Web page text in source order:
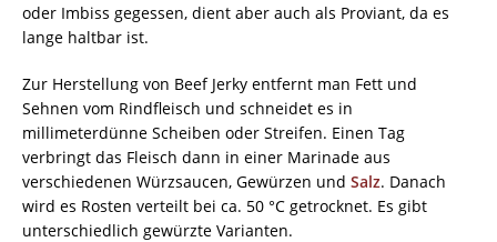
oder Imbiss gegessen, dient aber auch als Proviant, da es
lange haltbar ist.
Zur Herstellung von Beef Jerky entfernt man Fett und
Sehnen vom Rindfleisch und schneidet es in
millimeterdünne Scheiben oder Streifen. Einen Tag
verbringt das Fleisch dann in einer Marinade aus
verschiedenen Würzsaucen, Gewürzen und Salz. Danach
wird es Rosten verteilt bei ca. 50 °C getrocknet. Es gibt
unterschiedlich gewürzte Varianten.